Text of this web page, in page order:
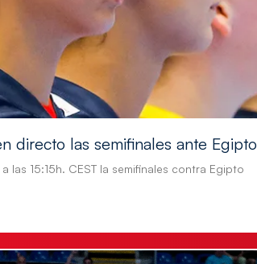
directo las semifinales ante Egipto
las 15:15h. CEST la semifinales contra Egipto